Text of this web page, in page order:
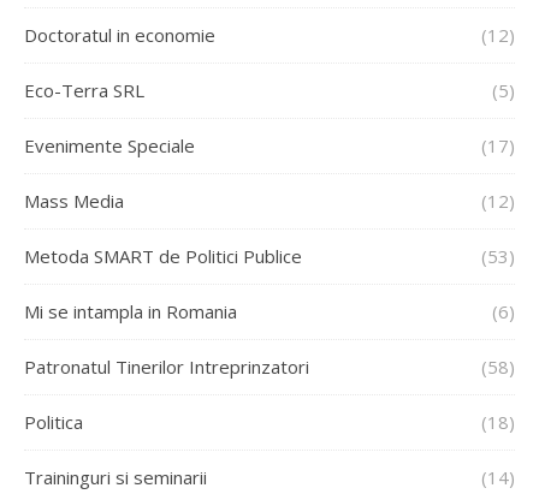
Doctoratul in economie (12)
Eco-Terra SRL (5)
Evenimente Speciale (17)
Mass Media (12)
Metoda SMART de Politici Publice (53)
Mi se intampla in Romania (6)
Patronatul Tinerilor Intreprinzatori (58)
Politica (18)
Traininguri si seminarii (14)